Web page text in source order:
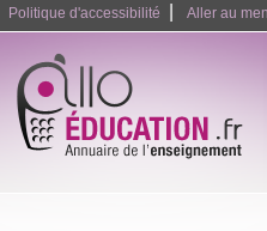
Politique d'accessibilité Aller au